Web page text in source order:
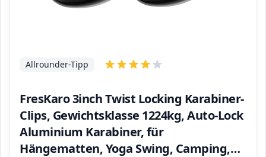
FresKaro 3inch Twist Locking Karabiner-
Clips, Gewichtsklasse 1224kg, Auto-Lock
Aluminium Karabiner, für
Hängematten, Yoga Swing, Camping,
Allrounder-Tipp